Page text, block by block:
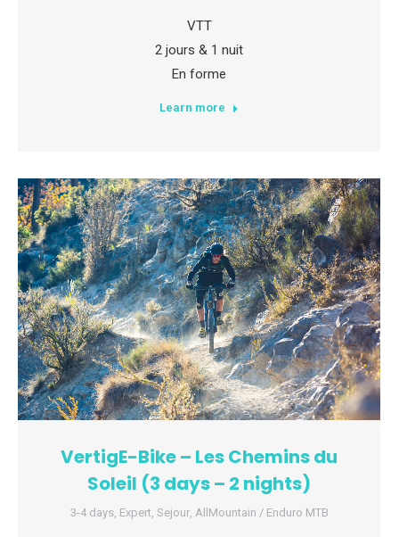
VTT
2 jours & 1 nuit
En forme
Learn more
VertigE-Bike – Les Chemins du
Soleil (3 days – 2 nights)
3-4 days, Expert Sejour, AllMountain / Enduro MTB